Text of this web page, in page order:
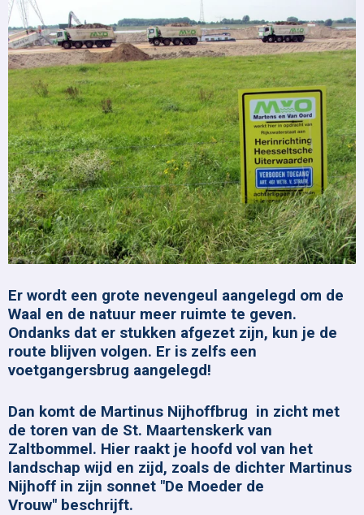
Er wordt een grote nevengeul aangelegd om de
Waal en de natuur meer ruimte te geven.
Ondanks dat er stukken afgezet zijn, kun je de
route blijven volgen. Er is zelfs een
voetgangersbrug aangelegd!
Dan komt de Martinus Nijhoffbrug in zicht met
de toren van de St. Maartenskerk van
Zaltbommel. Hier raakt je hoofd vol van het
landschap wijd en zijd, zoals de dichter Martinus
Nijhoff in zijn sonnet "De Moeder de
Vrouw" beschrijft.